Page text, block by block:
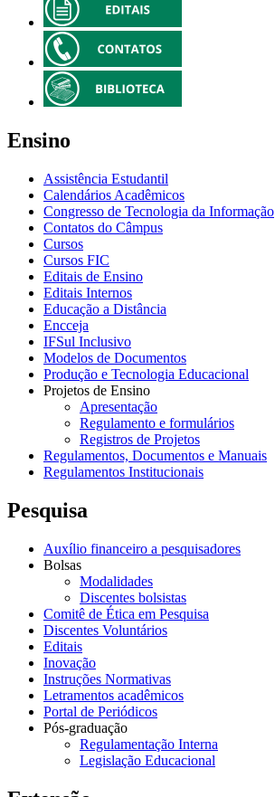
Ensino
Assistência Estudantil
Calendários Acadêmicos
Congresso de Tecnologia da Informação
Contatos do Câmpus
Cursos
Cursos FIC
Editais de Ensino
Editais Internos
Educação a Distância
Encceja
IFSul Inclusivo
Modelos de Documentos
Produção e Tecnologia Educacional
Projetos de Ensino
Apresentação
Regulamento e formulários
Registros de Projetos
Regulamentos, Documentos e Manuais
Regulamentos Institucionais
Pesquisa
Auxílio financeiro a pesquisadores
Bolsas
Modalidades
Discentes bolsistas
Comitê de Ética em Pesquisa
Discentes Voluntários
Editais
Inovação
Instruções Normativas
Letramentos acadêmicos
Portal de Periódicos
Pós-graduação
Regulamentação Interna
Legislação Educacional